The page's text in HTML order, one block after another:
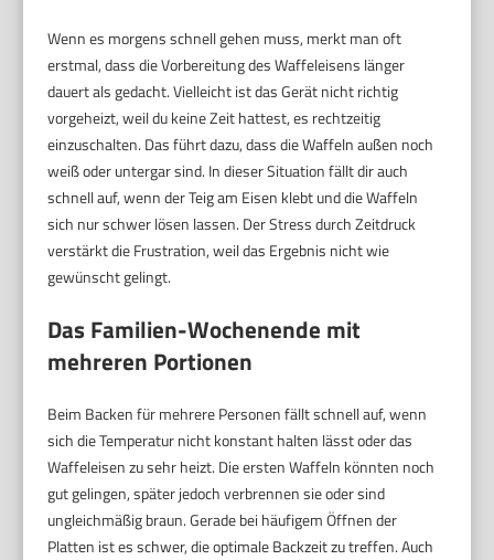
Wenn es morgens schnell gehen muss, merkt man oft
erstmal, dass die Vorbereitung des Waffeleisens länger
dauert als gedacht. Vielleicht ist das Gerät nicht richtig
vorgeheizt, weil du keine Zeit hattest, es rechtzeitig
einzuschalten. Das führt dazu, dass die Waffeln außen noch
weiß oder untergar sind. In dieser Situation fällt dir auch
schnell auf, wenn der Teig am Eisen klebt und die Waffeln
sich nur schwer lösen lassen. Der Stress durch Zeitdruck
verstärkt die Frustration, weil das Ergebnis nicht wie
gewünscht gelingt.
Das Familien-Wochenende mit
mehreren Portionen
Beim Backen für mehrere Personen fällt schnell auf, wenn
sich die Temperatur nicht konstant halten lässt oder das
Waffeleisen zu sehr heizt. Die ersten Waffeln könnten noch
gut gelingen, später jedoch verbrennen sie oder sind
ungleichmäßig braun. Gerade bei häufigem Öffnen der
Platten ist es schwer, die optimale Backzeit zu treffen. Auch